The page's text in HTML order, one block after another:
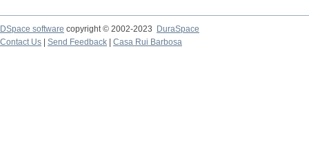
DSpace software copyright © 2002-2023
DuraSpace
Contact Us
Send Feedback Casa Rui Barbosa